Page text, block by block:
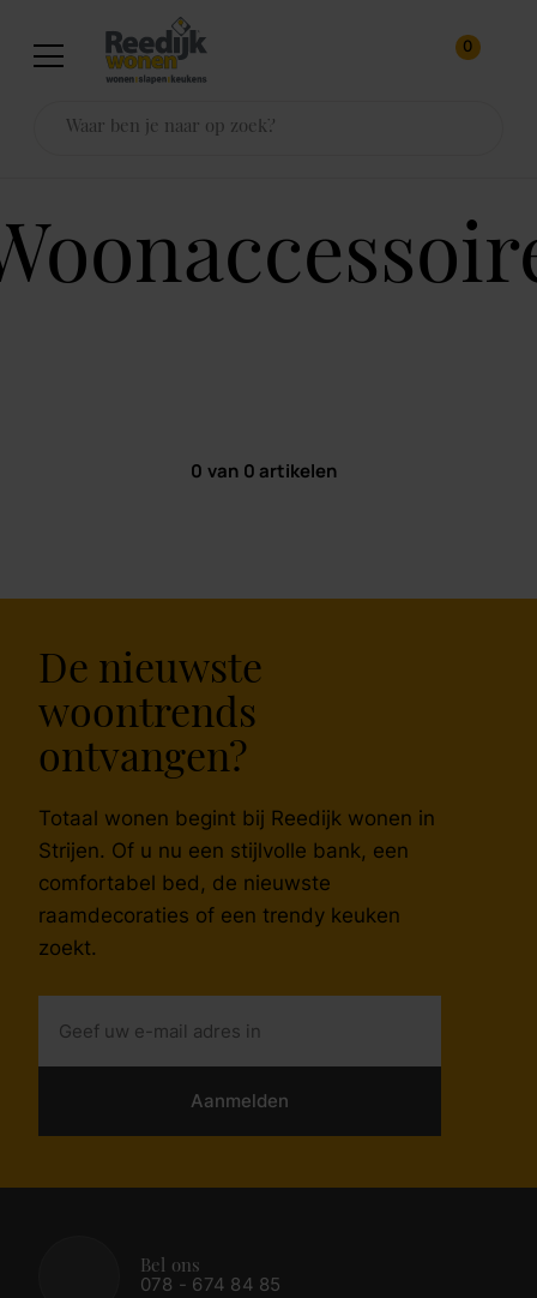
0
0 van 0 artikelen
De nieuwste
woontrends
ontvangen?
Totaal wonen begint bij Reedijk wonen in
Strijen. Of u nu een stijlvolle bank, een
comfortabel bed, de nieuwste
raamdecoraties of een trendy keuken
zoekt.
Aanmelden
Bel ons
078 - 674 84 85